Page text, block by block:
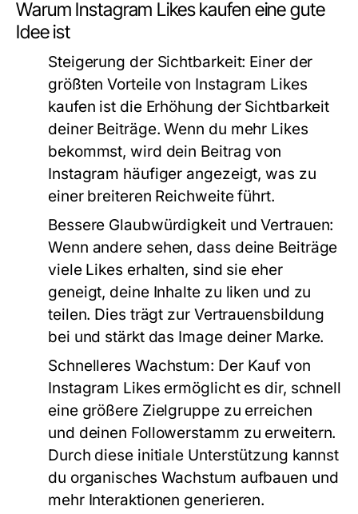
Warum Instagram Likes kaufen eine gute
Idee ist
Steigerung der Sichtbarkeit: Einer der
größten Vorteile von Instagram Likes
kaufen ist die Erhöhung der Sichtbarkeit
deiner Beiträge. Wenn du mehr Likes
bekommst, wird dein Beitrag von
Instagram häufiger angezeigt, was zu
einer breiteren Reichweite führt.
Bessere Glaubwürdigkeit und Vertrauen:
Wenn andere sehen, dass deine Beiträge
viele Likes erhalten, sind sie eher
geneigt, deine Inhalte zu liken und zu
teilen. Dies trägt zur Vertrauensbildung
bei und stärkt das Image deiner Marke.
Schnelleres Wachstum: Der Kauf von
Instagram Likes ermöglicht es dir, schnell
eine größere Zielgruppe zu erreichen
und deinen Followerstamm zu erweitern.
Durch diese initiale Unterstützung kannst
du organisches Wachstum aufbauen und
mehr Interaktionen generieren.